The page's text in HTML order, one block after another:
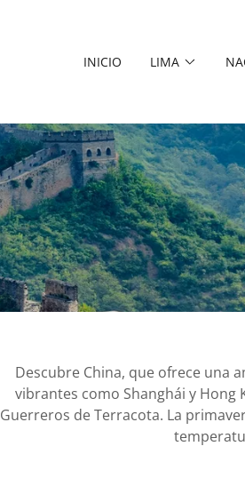
INICIO LIMA
Descubre China, que ofrece una
vibrantes como Shanghái y Hong
Guerreros de Terracota. La